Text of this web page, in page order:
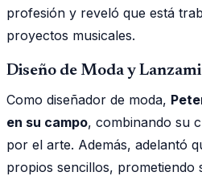
profesión y reveló que está
proyectos musicales.
Diseño de Moda y
Como diseñador de moda,
en su campo, combinando su
por el arte. Además, adelantó
propios sencillos, prometiendo